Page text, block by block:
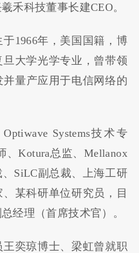
禾科技董事长建CEO。
1966年，美国国籍，博
大学光学专业，曾带领
并量产应用于电信网络的
Systems技术专
、Kotura总监、Mellanox
、SiLC副总裁、上海工研
某科研单位研究员，目
经理（首席技术官）。
奕琼博士、梁虹曾就职